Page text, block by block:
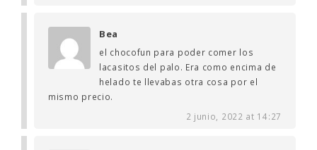
Bea
el chocofun para poder comer los
lacasitos del palo. Era como encima de
helado te llevabas otra cosa por el
mismo precio.
2 junio, 2022 at 14:27